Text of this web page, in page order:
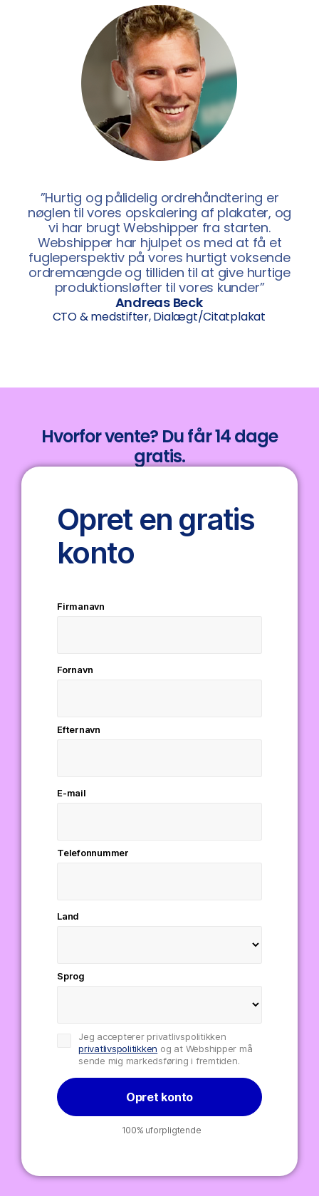
”Hurtig og pålidelig ordrehåndtering er
nøglen til vores opskalering af plakater, og
vi har brugt Webshipper fra starten.
Webshipper har hjulpet os med at få et
fugleperspektiv på vores hurtigt voksende
ordremængde og tilliden til at give hurtige
produktionsløfter til vores kunder”
Andreas Beck
CTO & medstifter, Dialægt/Citatplakat
Hvorfor vente? Du får 14 dage
gratis.
Opret en gratis
konto
Firmanavn
Fornavn
Efternavn
E-mail
Telefonnummer
Land
Sprog
Jeg accepterer privatlivspolitikken
privatlivspolitikken og at Webshipper må
sende mig markedsføring i fremtiden.
Opret konto
100% uforpligtende